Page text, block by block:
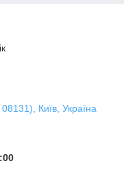
Київ, Україна